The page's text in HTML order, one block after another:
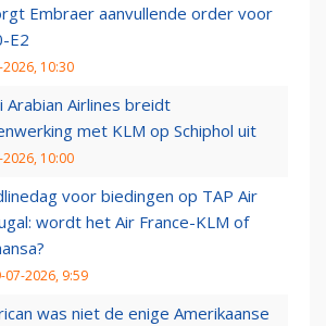
Embraer aanvullende order voor
E2
10:30
Arabian Airlines breidt
met KLM op Schiphol uit
10:00
voor biedingen op TAP Air
wordt het Air France-KLM of
07-2026, 9:59
was niet de enige Amerikaanse